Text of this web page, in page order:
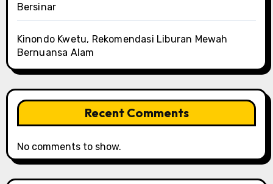
Bersinar
Kinondo Kwetu, Rekomendasi Liburan Mewah
Bernuansa Alam
Recent Comments
No comments to show.